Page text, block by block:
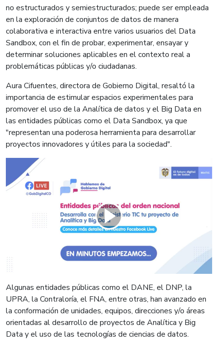
no estructurados y semiestructurados; puede ser empleada
en la exploración de conjuntos de datos de manera
colaborativa e interactiva entre varios usuarios del Data
Sandbox, con el fin de probar, experimentar, ensayar y
determinar soluciones aplicables en el contexto real a
problemáticas públicas y/o ciudadanas.
Aura Cifuentes, directora de Gobierno Digital, resaltó la
importancia de estimular espacios experimentales para
promover el uso de la Analítica de datos y el Big Data en
las entidades públicas como el Data Sandbox, ya que
"representan una poderosa herramienta para desarrollar
proyectos innovadores y útiles para la sociedad".
Algunas entidades públicas como el DANE, el DNP, la
UPRA, la Contraloría, el FNA, entre otras, han avanzado en
la conformación de unidades, equipos, direcciones y/o áreas
orientadas al desarrollo de proyectos de Analítica y Big
Data y el uso de las tecnologías de ciencias de datos.